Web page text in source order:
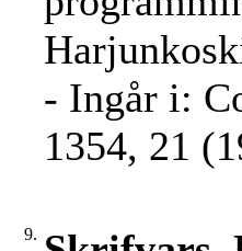
- Ingår i:
1354, 21
9.